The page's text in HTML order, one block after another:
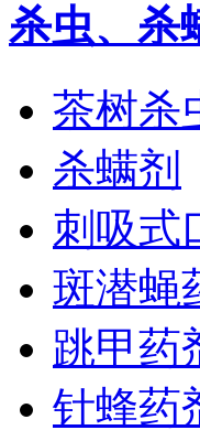
杀虫、杀
茶树杀
杀螨剂
刺吸式
斑潜蝇
跳甲药
针蜂药